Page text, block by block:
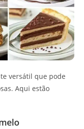
versátil que pode
Aqui estão